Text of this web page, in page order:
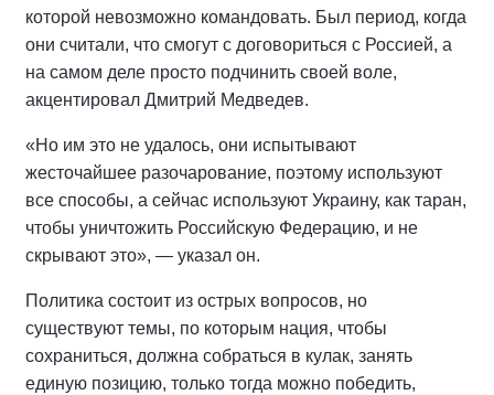
которой невозможно командовать. Был период, когда
они считали, что смогут с договориться с Россией, а
на самом деле просто подчинить своей воле,
акцентировал Дмитрий Медведев.
«Но им это не удалось, они испытывают
жесточайшее разочарование, поэтому используют
все способы, а сейчас используют Украину, как таран,
чтобы уничтожить Российскую Федерацию, и не
скрывают это», — указал он.
Политика состоит из острых вопросов, но
существуют темы, по которым нация, чтобы
сохраниться, должна собраться в кулак, занять
единую позицию, только тогда можно победить,